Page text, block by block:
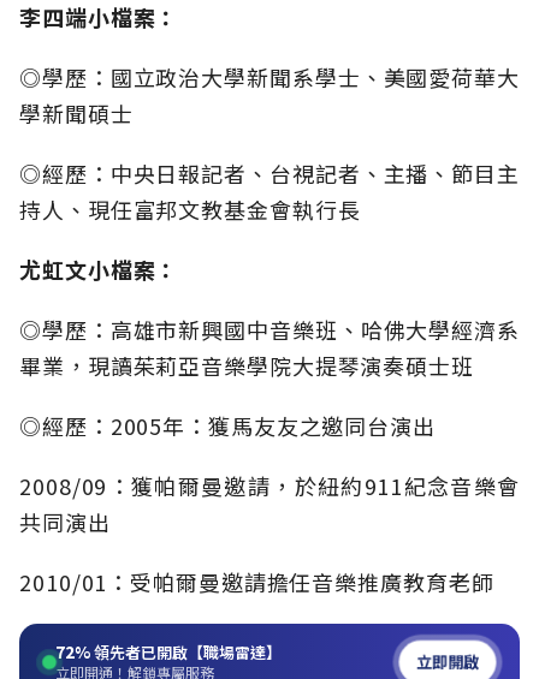
李四端小檔案：
◎學歷：國立政治大學新聞系學士、美國愛荷華大
學新聞碩士
◎經歷：中央日報記者、台視記者、主播、節目主
持人、現任富邦文教基金會執行長
尤虹文小檔案：
◎學歷：高雄市新興國中音樂班、哈佛大學經濟系
畢業，現讀茱莉亞音樂學院大提琴演奏碩士班
◎經歷：2005年：獲馬友友之邀同台演出
2008/09：獲帕爾曼邀請，於紐約911紀念音樂會
共同演出
2010/01：受帕爾曼邀請擔任音樂推廣教育老師
72%領先者已開啟【職場雷達】
立即開通！解鎖專屬服務 立即開啟